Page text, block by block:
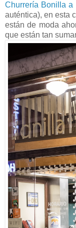
Churrería Bonilla a
auténtica), en esta
están de moda
que están tan